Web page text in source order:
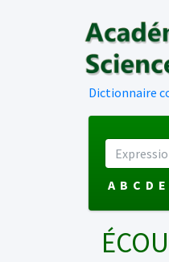
Dictionnaire
A B C D E